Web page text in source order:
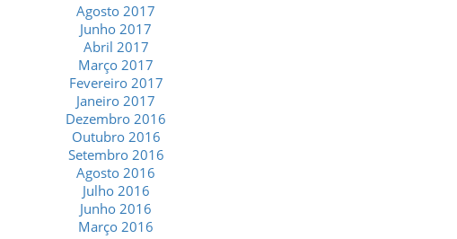
Agosto 2017
Junho 2017
Abril 2017
Março 2017
Fevereiro 2017
Janeiro 2017
Dezembro 2016
Outubro 2016
Setembro 2016
Agosto 2016
Julho 2016
Junho 2016
Março 2016